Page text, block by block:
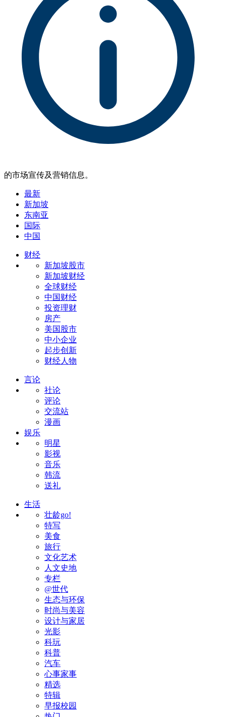
的市场宣传及营销信息。
最新
新加坡
东南亚
国际
中国
财经
新加坡股市
新加坡财经
全球财经
中国财经
投资理财
房产
美国股市
中小企业
起步创新
财经人物
言论
社论
评论
交流站
漫画
娱乐
明星
影视
音乐
韩流
送礼
生活
壮龄go!
特写
美食
旅行
文化艺术
人文史地
专栏
@世代
生态与环保
时尚与美容
设计与家居
光影
科玩
科普
汽车
心事家事
精选
特辑
早报校园